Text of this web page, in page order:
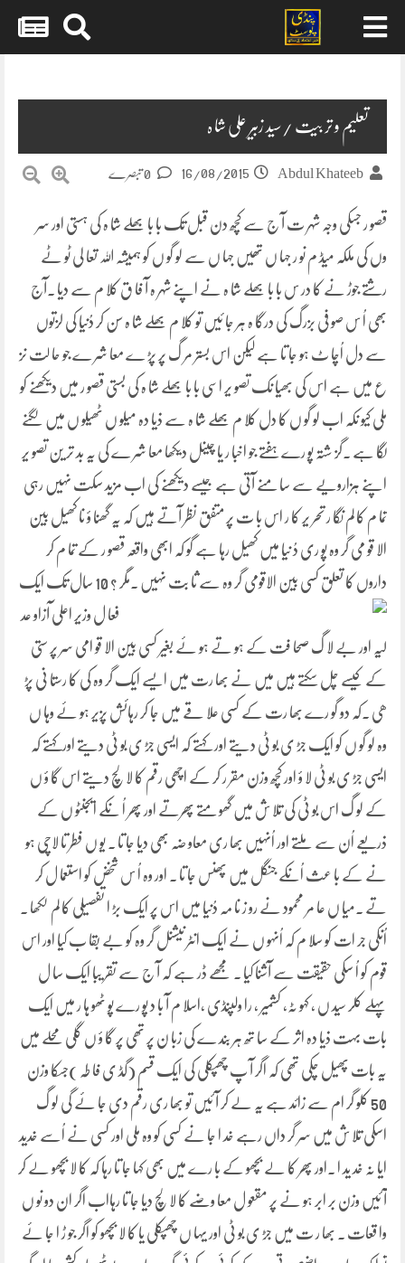
تعلیم و تر بیت /سید زبیر علی شا ہ
Abdul Khateeb
16/08/2015
قصو ر جسکی وجہ شہر ت آ ج سے کچھ دن قبل تک با با بھلے شا ہ کی ہستی اور سر
وں کی ملکہ میڈ م نو ر جہا ں تھیں جہا ں سے لو گو ں کو ہمیشہ اللہ تعا لی ٹو ٹے
رشتے جوڑ نے کا در س با با بھلے شا ہ نے اپنے شہر ہ آ فا ق کلا م سے دیا ۔آج
بھی اُ س صو فی بزرگ کی درگا ہ ہر جا ئیں تو کلا م بھلے شا ہ سن کر دُنیا کی لزتوں
سے دل اُچا ٹ ہو جا تا ہے لیکن اس بستر مر گ پر پڑ ے معا شر ےجو حا لت نز
ع میں ہے اس کی بھیا نک تصو یر اسی با با بھلے شا ہ کی بستی قصو ر میں دیکھنے کو
ملی کیو نکہ اب لو گو ں کا دل کلا م بھلے شا ہ سے ذیا دہ میلو ں ٹھیلو ں میں لگنے
لگا ہے ۔گز شتہ پو رے ہفتے جو اخبا ر یا چینل دیکھا معا شر ے کی یہ بد تر ین تصو یر
اپنے ہزارویے سے سا منے آتی ہے جیسے دیکھنے کی اب مزید سکت نہیں رہی
تما م کا لم نگا ر تحر یر کا ر اس با ت پر متفق نظر آتے ہیں کہ یہ گھنا ؤ نا کھیل بین
الا قو می گر وہ پو ری دُ نیا میں کھیل رہا ہے گو کہ ابھی واقعہ قصو ر کے تما م کر
داروں کا تعلق کسی بین الاقومی گر وہ سے ثا بت نہیں ۔مگر ؟ 10 سال تک ایک
فعا ل وزیر اعلی آزاو عد
لیہ اور بے لا گ صحا فت کے ہو تے ہو ئے بغیر کسی بین الا قو امی سر پر ستی
کے کیسے چل سکتے ہیں میں نے بھا رت میں ایسے ایک گر وہ کی کا رستا نی پڑ
ھی ۔کہ دو گو رے بھا رت کے کسی علا قے میں جا کر رہائش پزیر ہو ئے وہا ں
وہ لو گو ں کو ایک جڑ ی بو ٹی دیتے اور کہتے کہ ایسی جڑ ی بو ٹی دیتے اورکہتے کہ
ایسی جڑ ی بو ٹی لا ؤ اور کچھ وزن مقر ر کر کے اچھی رقم کا لا لچ دیتے اس گا ؤ ں
کے لو گ اس بو ٹی کی تلا ش میں گھو متے پھرتے اور پھر اُ نکے ایجنٹو ں کے
ذریعے اُن سے ملتے اور اُنہیں بھا ری معاو ضہ بھی دیا جا تا ۔ یو ں فطر تا لاچی ہو
نے کے با عث اُنکے جنگل میں پھنس جا تا ۔ اور وہ اُ س شخض کو استعما ل کر
تے ۔میا ں عا مر محمود نے رو ز نا مہ دُنیا میں اس پر ایک بڑ ا تفصیلی کا لم لکھا ۔
اُنکی جر ات کو سلا م کہ اُنہو ں نے ایک انٹر نیشنل گر وہ کو بے بقا ب کیا اور اس
قوم کو اُ سکی حقیقت سے آشنا کیا ۔ مجھے ڈر ہے کہ آ ج سے تقر یبا ایک سا ل
پہلے کلر سید ں ، کہو ٹہ، کشمیر ، را ولپنڈی ،اسلا م آ با د پو رے پو ٹھو ہا ر میں ایک
بات بہت ذیا دہ اثر کے سا تھ ہر بند ے کی زبا ن پر تھی پر گا ؤ ں گلی محلے میں
یہ بات پھیل چکی تھی کہ اگر آ پ چھپکلی کی ایک قسم (گڈ ی فا طہ )جسکا وزن
50 کلو گر ام سے زائد ہے یہ لے کر آ ئیں تو بھا ری رقم دی جا ئے گی لو گ
اسکی تلا ش میں سر گر داں رہے خد ا جا نے کسی کو وہ ملی اور کسی نے اُسے خدید
ایا نہ خد ید ا ۔اور پھر کا لے بچھو کے با رے میں بھی کہا جا تا رہا کہ کا لا بچھو لے کر
آ ئیں وزن بر ابر ہو نے پر مقعو ل معا وضے کا لا لچ دیا جا تا رہااب اگر ان دو نو ں
وا قعات ۔ بھا ر ت میں جڑ ی بو ٹی اور یہا ں چھپکلی یا کا لا بچھو کو اگر جو ڑ ا جا ئے